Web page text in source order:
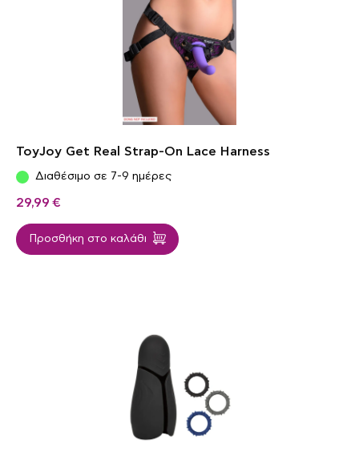
ToyJoy Get Real Strap-On Lace Harness
Διαθέσιμο σε 7-9 ημέρες
29,99 €
Προσθήκη στο καλάθι